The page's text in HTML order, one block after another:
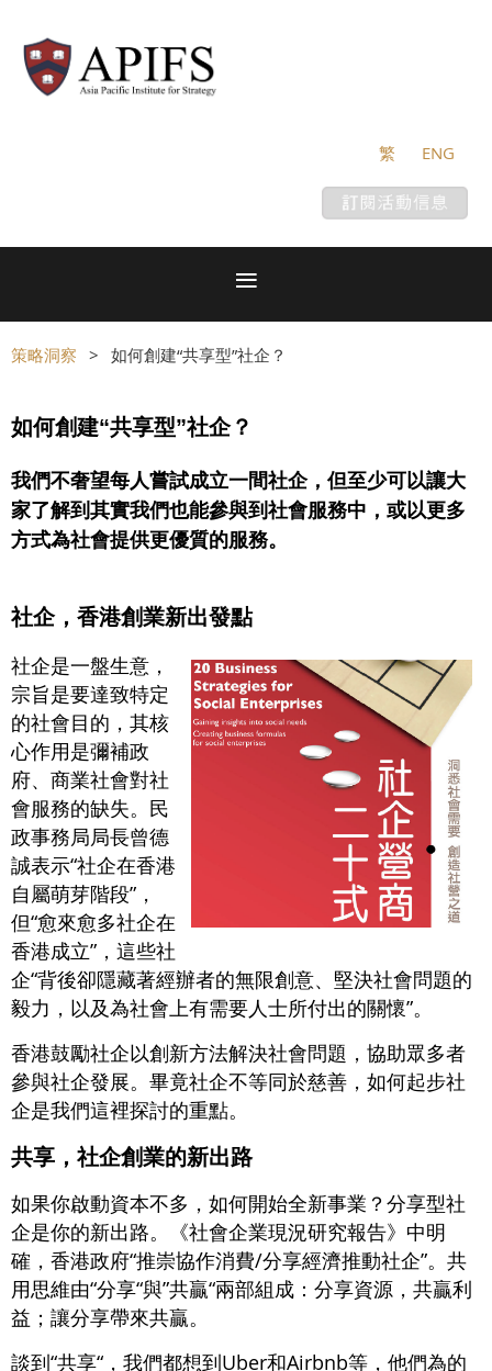
繁 ENG
策略洞察 如何創建“共享型”社企？
如何創建“共享型”社企？
我們不奢望每人嘗試成立一間社企，但至少可以讓大
家了解到其實我們也能參與到社會服務中，或以更多
方式為社會提供更優質的服務。
社企，香港創業新出發點
社企是一盤生意，
宗旨是要達致特定
的社會目的，其核
心作用是彌補政
府、商業社會對社
會服務的缺失。民
政事務局局長曾德
誠表示“社企在香港
自屬萌芽階段”，
但“愈來愈多社企在
香港成立”，這些社
企“背後卻隱藏著經辦者的無限創意、堅決社會問題的
毅力，以及為社會上有需要人士所付出的關懷”。
香港鼓勵社企以創新方法解決社會問題，協助眾多者
參與社企發展。畢竟社企不等同於慈善，如何起步社
企是我們這裡探討的重點。
共享，社企創業的新出路
如果你啟動資本不多，如何開始全新事業？分享型社
企是你的新出路。《社會企業現況研究報告》中明
確，香港政府“推崇協作消費/分享經濟推動社企”。共
用思維由“分享“與”共贏“兩部組成：分享資源，共贏利
益；讓分享帶來共贏。
談到“共享“，我們都想到Uber和Airbnb等，他們為的